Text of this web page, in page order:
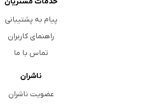
پیام به پشتیبانی
راهنمای کاربران
تماس با ما
ناشران
عضویت ناشران